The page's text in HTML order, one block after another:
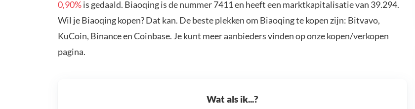
0,90%is gedaald. Biaoqing is de nummer 7411 en heeft een marktkapitalisatie van 39.294.
Wil je Biaoqing kopen? Dat kan. De beste plekken om Biaoqing te kopen zijn: Bitvavo,
KuCoin, Binance en Coinbase. Je kunt meer aanbieders vinden op onze kopen/verkopen
pagina.
Wat als ik...?